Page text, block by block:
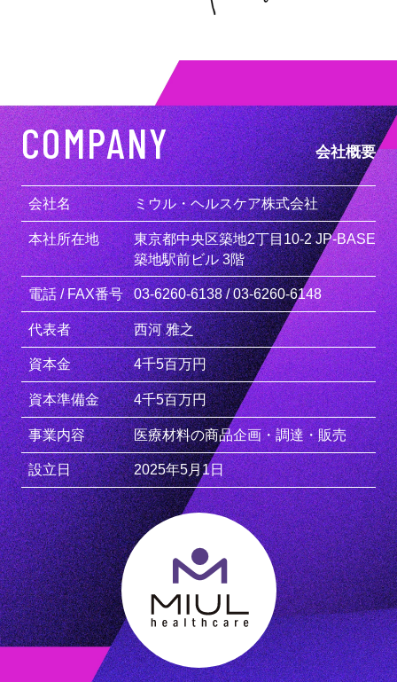
COMPANY 会社概要
会社名 ミウル・ヘルスケア株式会社
本社所在地
東京都中央区築地2丁目10-2 JP-BASE
築地駅前ビル 3階
電話 / FAX番号 03-6260-6138 / 03-6260-6148
代表者 ⻄河 雅之
資本金 4千5百万円
資本準備金 4千5百万円
事業内容 医療材料の商品企画・調達・販売
設立日 2025年5月1日